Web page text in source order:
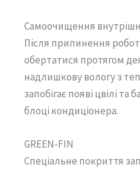
Самоочищення
Після припинення
обертатися протягом
надлишкову вологу з
запобігає появі цвілі
блоці кондиціонера.
GREEN-FIN
Спеціальне покриття